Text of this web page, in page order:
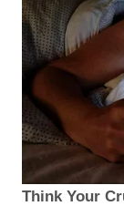
Think Your